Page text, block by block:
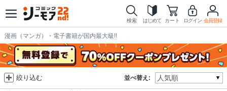
検索 はじめて カート ログイン 会員登録
漫画（マンガ）・電子書籍が国内最大級!!
並べ替え:
絞り込む